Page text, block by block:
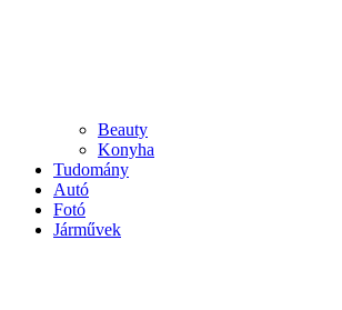
Beauty
Konyha
Tudomány
Autó
Fotó
Járművek